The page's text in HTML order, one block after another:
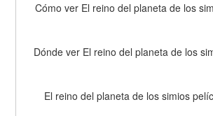
Cómo ver El reino del planeta de los
Dónde ver El reino del planeta de los
El reino del planeta de los simios